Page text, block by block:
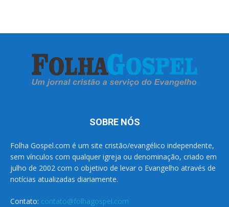
SOBRE NÓS
Folha Gospel.com é um site cristão/evangélico independente,
sem vínculos com qualquer igreja ou denominação, criado em
julho de 2002 com o objetivo de levar o Evangelho através de
notícias atualizadas diariamente.
Contato: contato@folhagospel.com